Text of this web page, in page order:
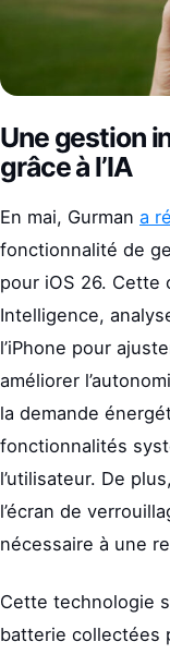
Une gestion
grâce à l’IA
En mai, Gurman a
fonctionnalité de
pour iOS 26. Cette
Intelligence,
l’iPhone pour
améliorer
la demande
fonctionnalités
l’utilisateur. De
l’écran de
nécessaire à une
Cette technologie
batterie collectées